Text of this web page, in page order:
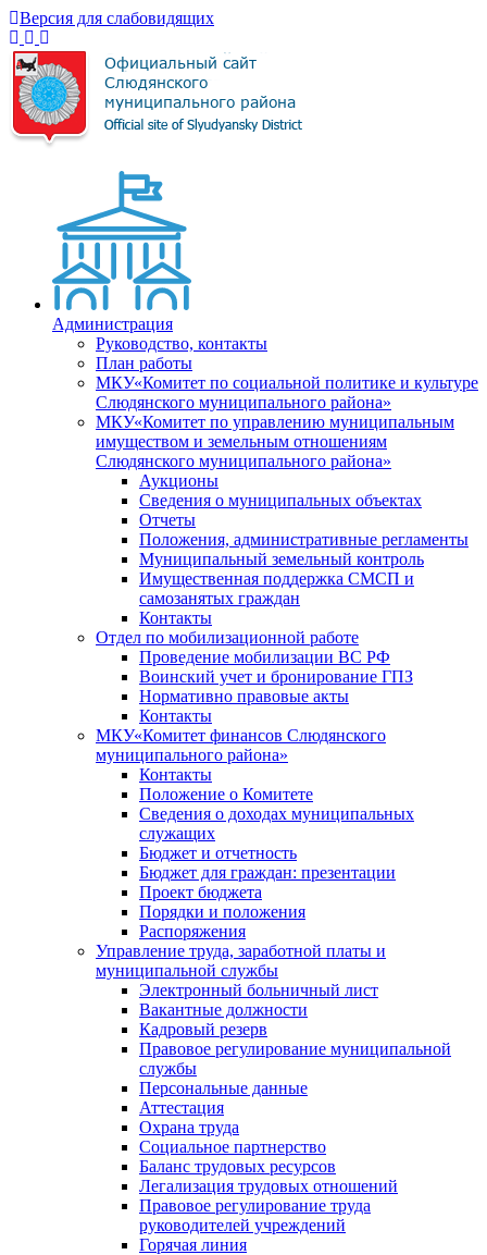
Версия для слабовидящих
Администрация
Руководство, контакты
План работы
МКУ«Комитет по социальной политике и культуре
Слюдянского муниципального района»
МКУ«Комитет по управлению муниципальным
имуществом и земельным отношениям
Слюдянского муниципального района»
Аукционы
Сведения о муниципальных объектах
Отчеты
Положения, административные регламенты
Муниципальный земельный контроль
Имущественная поддержка СМСП и
самозанятых граждан
Контакты
Отдел по мобилизационной работе
Проведение мобилизации ВС РФ
Воинский учет и бронирование ГПЗ
Нормативно правовые акты
Контакты
МКУ«Комитет финансов Слюдянского
муниципального района»
Контакты
Положение о Комитете
Сведения о доходах муниципальных
служащих
Бюджет и отчетность
Бюджет для граждан: презентации
Проект бюджета
Порядки и положения
Распоряжения
Управление труда, заработной платы и
муниципальной службы
Электронный больничный лист
Вакантные должности
Кадровый резерв
Правовое регулирование муниципальной
службы
Персональные данные
Аттестация
Охрана труда
Социальное партнерство
Баланс трудовых ресурсов
Легализация трудовых отношений
Правовое регулирование труда
руководителей учреждений
Горячая линия